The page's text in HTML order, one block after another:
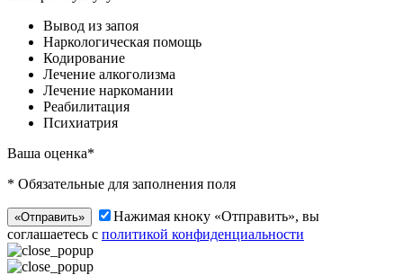
Вывод из запоя
Наркологическая помощь
Кодирование
Лечение алкоголизма
Лечение наркомании
Реабилитация
Психиатрия
Ваша оценка*
* Обязательные для заполнения поля
«Отправить»
Нажимая кноку «Отправить», вы
соглашаетесь с политикой конфиденциальности